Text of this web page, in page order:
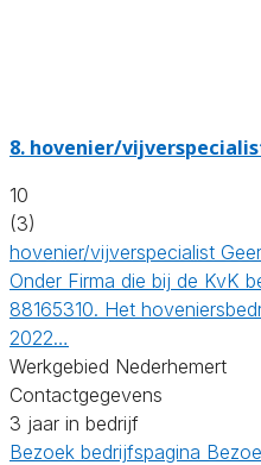
8. hovenier/
10
(3)
hovenier/vijverspecialist
Onder Firma die bij de KvK
88165310. Het
2022…
Werkgebied Nederhemert
Contactgegevens
3 jaar in bedrijf
Bezoek bedrijfspagina